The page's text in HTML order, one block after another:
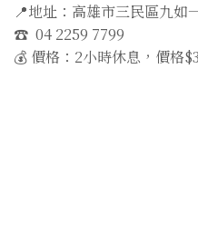
📍地址：高雄市三民區九如
☎️ 04 2259 7799
💰 價格：2小時休息，價格